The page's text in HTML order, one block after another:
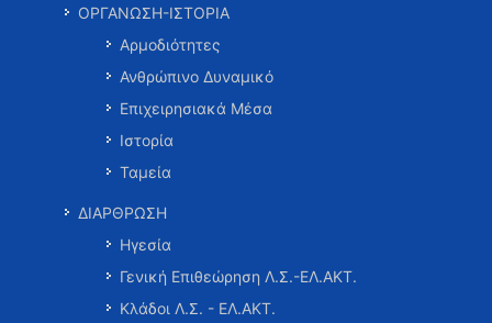
ΟΡΓΑΝΩΣΗ-ΙΣΤΟΡΙΑ
Αρμοδιότητες
Ανθρώπινο Δυναμικό
Επιχειρησιακά Μέσα
Ιστορία
Ταμεία
ΔΙΑΡΘΡΩΣΗ
Ηγεσία
Γενική Επιθεώρηση Λ.Σ.-ΕΛ.ΑΚΤ.
Κλάδοι Λ.Σ. - ΕΛ.ΑΚΤ.